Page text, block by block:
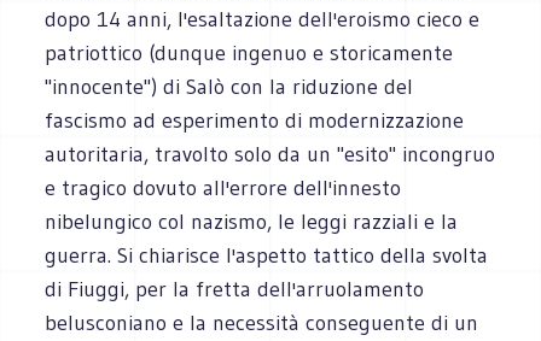
dopo 14 anni, l'esaltazione dell'eroismo cieco e
patriottico (dunque ingenuo e storicamente
"innocente") di Salò con la riduzione del
fascismo ad esperimento di modernizzazione
autoritaria, travolto solo da un "esito" incongruo
e tragico dovuto all'errore dell'innesto
nibelungico col nazismo, le leggi razziali e la
guerra. Si chiarisce l'aspetto tattico della svolta
di Fiuggi, per la fretta dell'arruolamento
belusconiano e la necessità conseguente di un